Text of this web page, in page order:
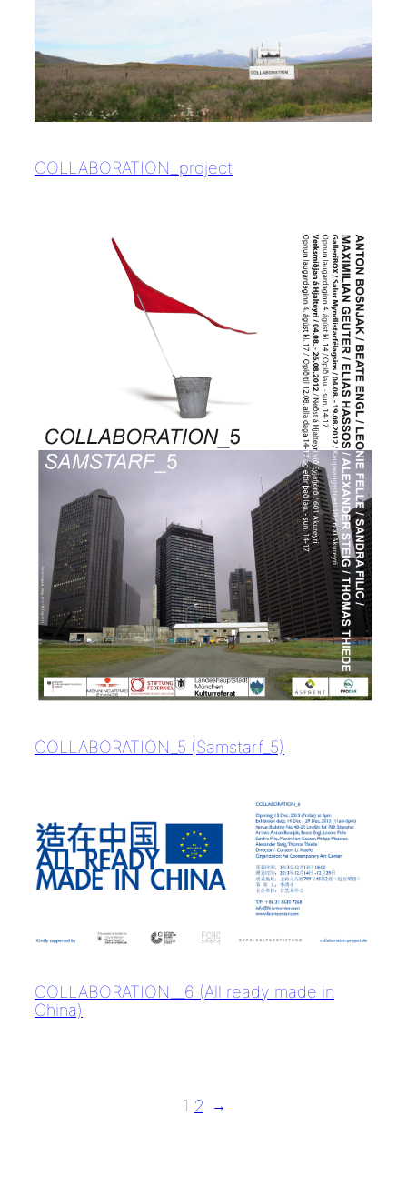
COLLABORATION_project
COLLABORATION_5 (Samstarf_5)
COLLABORATION__6 (All ready made in
China)
1 2 →